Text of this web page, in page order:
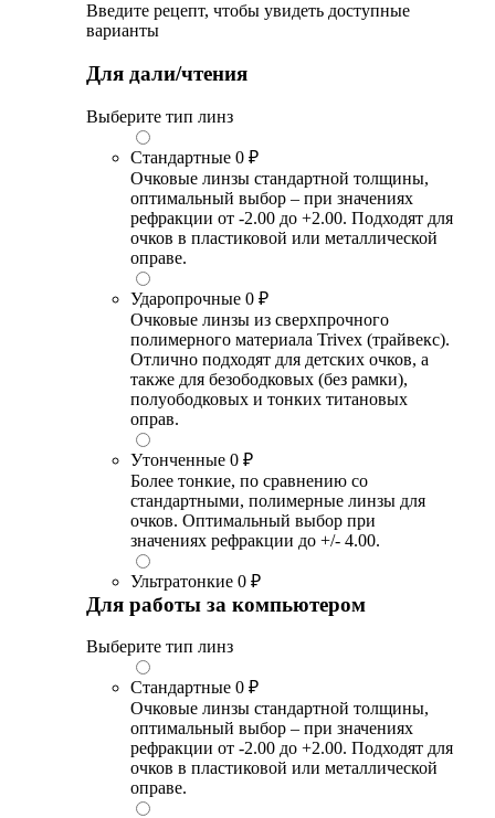
Введите рецепт, чтобы увидеть доступные
варианты
Для дали/чтения
Выберите тип линз
Стандартные 0 ₽
Очковые линзы стандартной толщины,
оптимальный выбор – при значениях
рефракции от -2.00 до +2.00. Подходят для
очков в пластиковой или металлической
оправе.
Ударопрочные 0 ₽
Очковые линзы из сверхпрочного
полимерного материала Trivex (трайвекс).
Отлично подходят для детских очков, а
также для безободковых (без рамки),
полуободковых и тонких титановых
оправ.
Утонченные 0 ₽
Более тонкие, по сравнению со
стандартными, полимерные линзы для
очков. Оптимальный выбор при
значениях рефракции до +/- 4.00.
Ультратонкие 0 ₽
Для работы за компьютером
Выберите тип линз
Стандартные 0 ₽
Очковые линзы стандартной толщины,
оптимальный выбор – при значениях
рефракции от -2.00 до +2.00. Подходят для
очков в пластиковой или металлической
оправе.